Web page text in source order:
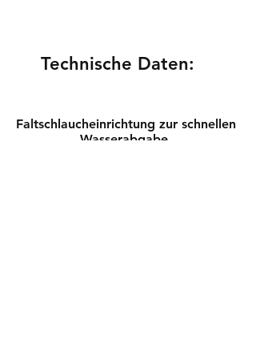
Technische Daten:
Faltschlaucheinrichtung zur schnellen
Wasserabgabe